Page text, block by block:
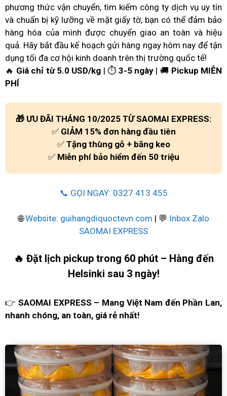
phương thức vận chuyển, tìm kiếm công ty dịch vụ uy tín
và chuẩn bị kỹ lưỡng về mặt giấy tờ, bạn có thể đảm bảo
hàng hóa của mình được chuyển giao an toàn và hiệu
quả. Hãy bắt đầu kế hoạch gửi hàng ngay hôm nay để tận
dụng tối đa cơ hội kinh doanh trên thị trường quốc tế!
🔥 Giá chỉ từ 5.0 USD/kg | ⏱ 3-5 ngày | 🚚 Pickup MIỄN
PHÍ
🎁 ƯU ĐÃI THÁNG 10/2025 TỪ SAOMAI EXPRESS:
✅ GIẢM 15% đơn hàng đầu tiên
✅ Tặng thùng gỗ + băng keo
✅ Miễn phí bảo hiểm đến 50 triệu
📞 GỌI NGAY: 0327 413 455
🌐Website: guihangdiquoctevn.com | 💬 Inbox Zalo
SAOMAI EXPRESS
🔥 Đặt lịch pickup trong 60 phút – Hàng đến
Helsinki sau 3 ngày!
👉SAOMAI EXPRESS – Mang Việt Nam đến Phần Lan,
nhanh chóng, an toàn, giá rẻ nhất!